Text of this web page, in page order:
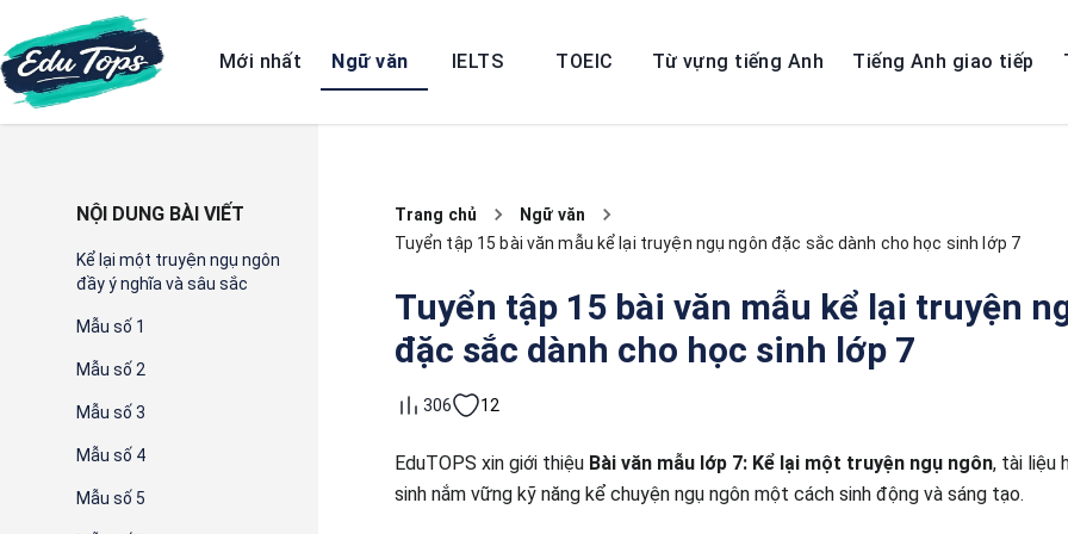
Mới nhất Ngữ văn IELTS TOEIC Từ vựng tiếng Anh Tiếng Anh giao tiếp
NỘI DUNG BÀI VIẾT
Kể lại một truyện ngụ ngôn
đầy ý nghĩa và sâu sắc
Mẫu số 1
Mẫu số 2
Mẫu số 3
Mẫu số 4
Mẫu số 5
Trang chủ
Ngữ văn
Tuyển tập 15 bài văn mẫu kể lại truyện ngụ ngôn đặc sắc dành cho học sinh lớp 7
Tuyển tập 15 bài văn mẫu kể lại truyện
đặc sắc dành cho học sinh lớp 7
306 12
EduTOPS xin giới thiệu Bài văn mẫu lớp 7: Kể lại một truyện ngụ ngôn, tài liệu
sinh nắm vững kỹ năng kể chuyện ngụ ngôn một cách sinh động và sáng tạo.